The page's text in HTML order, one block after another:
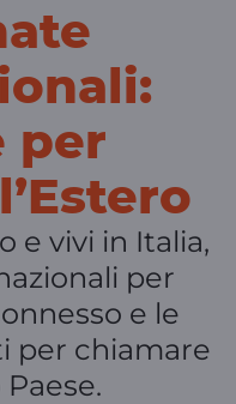
per
e vivi in Italia,
per
e le
per chiamare